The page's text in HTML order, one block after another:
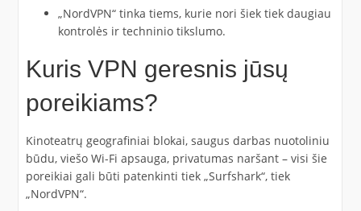
„NordVPN“ tinka tiems, kurie nori šiek tiek daugiau
kontrolės ir techninio tikslumo.
Kuris VPN geresnis jūsų
poreikiams?
Kinoteatrų geografiniai blokai, saugus darbas nuotoliniu
būdu, viešo Wi-Fi apsauga, privatumas naršant – visi šie
poreikiai gali būti patenkinti tiek „Surfshark“, tiek
„NordVPN“.